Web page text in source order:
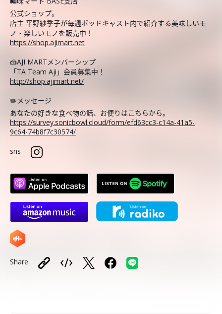
公式ショップ。
店主 平野紗季子が毎週ポッドキャスト内で紹介する美味しいモ
ノ・楽しいモノを販売中！
https://shop.ajimart.net
🍰AJI MARTメンバーシップ
「TA Team Aji」会員募集中！
http://shop.ajimart.net/
✏️メッセージ
あなたの好きな食べ物の話、お便りはこちらから。
https://survey.sonicbowl.cloud/form/efd63cc3-c14a-41a5-
9c64-74b8f7c30574/
sns
Share